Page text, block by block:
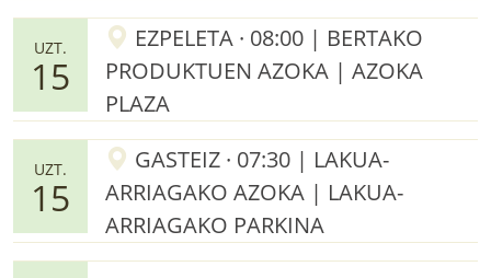
UZT.
15
EZPELETA · 08:00 | BERTAKO
PRODUKTUEN AZOKA | AZOKA
PLAZA
UZT.
15
GASTEIZ · 07:30 | LAKUA-
ARRIAGAKO AZOKA | LAKUA-
ARRIAGAKO PARKINA